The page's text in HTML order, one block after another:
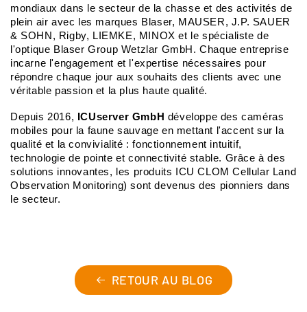
mondiaux dans le secteur de la chasse et des activités de
plein air avec les marques Blaser, MAUSER, J.P. SAUER
& SOHN, Rigby, LIEMKE, MINOX et le spécialiste de
l'optique Blaser Group Wetzlar GmbH. Chaque entreprise
incarne l'engagement et l'expertise nécessaires pour
répondre chaque jour aux souhaits des clients avec une
véritable passion et la plus haute qualité.
Depuis 2016, ICUserver GmbH développe des caméras
mobiles pour la faune sauvage en mettant l'accent sur la
qualité et la convivialité : fonctionnement intuitif,
technologie de pointe et connectivité stable. Grâce à des
solutions innovantes, les produits ICU CLOM Cellular Land
Observation Monitoring) sont devenus des pionniers dans
le secteur.
RETOUR AU BLOG